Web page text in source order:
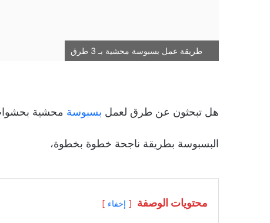
طريقة عمل بسبوسة محشية بـ 3 طرق
هل تبحثون عن طرق لعمل بسبوسة محشية
البسبوسة بطريقة ناجحة خطوة بخطوة،
محتويات الوصفة إخفاء